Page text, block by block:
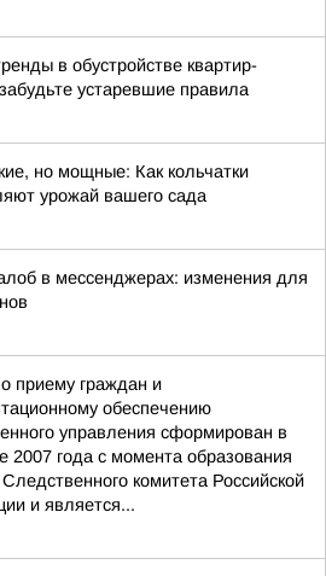
в обустройстве квартир-
устаревшие правила
но мощные: Как кольчатки
урожай вашего сада
в мессенджерах: изменения для
приему граждан и
обеспечению
управления сформирован в
2007 года с момента образования
комитета Российской
и является...